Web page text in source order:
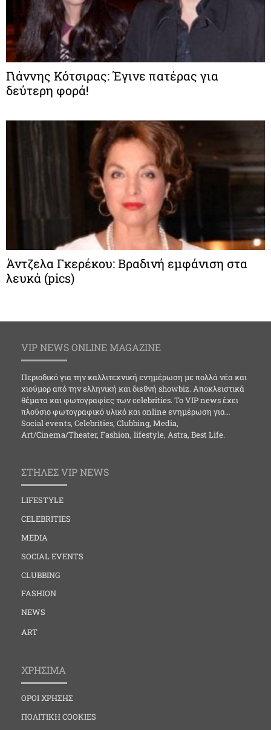
Γιάννης Κότσιρας: Έγινε πατέρας για
δεύτερη φορά!
Άντζελα Γκερέκου: Βραδινή εμφάνιση στα
λευκά (pics)
VIP NEWS ONLINE MAGAZINE
Περιοδικό για την καλλιτεχνική ενημέρωση με πολλά νέα και
χιούμορ από την ελληνική και διεθνή showbiz. Αποκλειστικά
θέματα και φωτογραφίες των celebrities. Το VIP news έχει
πλούσιο φωτογραφικό υλικό και online ενημέρωση για…
Social events, Celebrities, Clubbing, Media,
Art/Cinema/Theater, Fashion, lifestyle, Astra, Best Life.
ΣΤΗΛΕΣ VIP NEWS
LIFESTYLE
CELEBRITIES
MEDIA
SOCIAL EVENTS
CLUBBING
FASHION
NEWS
ART
ΧΡΗΣΙΜΑ
ΟΡΟΙ ΧΡΗΣΗΣ
ΠΟΛΙΤΙΚΗ COOKIES